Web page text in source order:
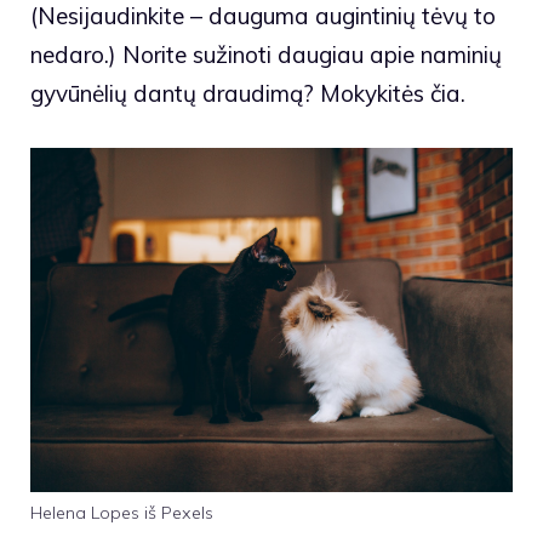
(Nesijaudinkite – dauguma augintinių tėvų to
nedaro.) Norite sužinoti daugiau apie naminių
gyvūnėlių dantų draudimą? Mokykitės čia.
Helena Lopes iš Pexels